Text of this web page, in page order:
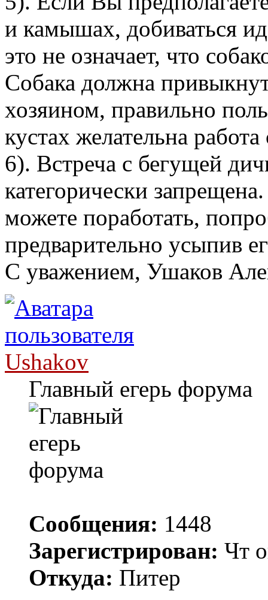
и камышах, добиваться
это не означает, что
Собака должна
хозяином, правильно
кустах желательна
6). Встреча с бегущей
категорически
можете поработать,
предварительно усыпив
С уважением, Ушаков
Ushakov
Главный егерь форума
Сообщения: 1448
Зарегистрирован: Чт
Откуда: Питер